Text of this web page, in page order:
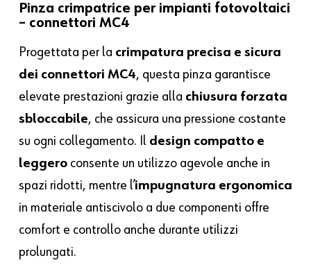
Pinza crimpatrice per impianti fotovoltaici
– connettori MC4
Progettata per la crimpatura precisa e sicura
dei connettori MC4, questa pinza garantisce
elevate prestazioni grazie alla chiusura forzata
sbloccabile, che assicura una pressione costante
su ogni collegamento. Il design compatto e
leggeroconsente un utilizzo agevole anche in
spazi ridotti, mentre l’impugnatura ergonomica
in materiale antiscivolo a due componenti offre
comfort e controllo anche durante utilizzi
prolungati.